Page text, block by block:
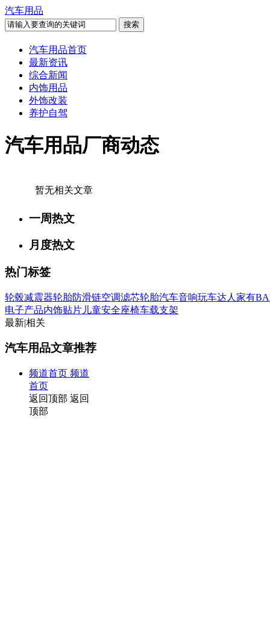
汽车用品
汽车用品首页
最新资讯
综合新闻
内饰用品
外饰改装
养护自驾
汽车用品厂商动态
暂无相关文章
一周热文
月度热文
热门标签
轮毂减震器轮胎防滑链空调滤芯轮胎汽车音响玩车达人 家有
电子产品内饰贴片 儿童安全座椅车载支架
最新|相关
汽车用品文章推荐
频道首页 频道
首页
返回顶部 返回
顶部